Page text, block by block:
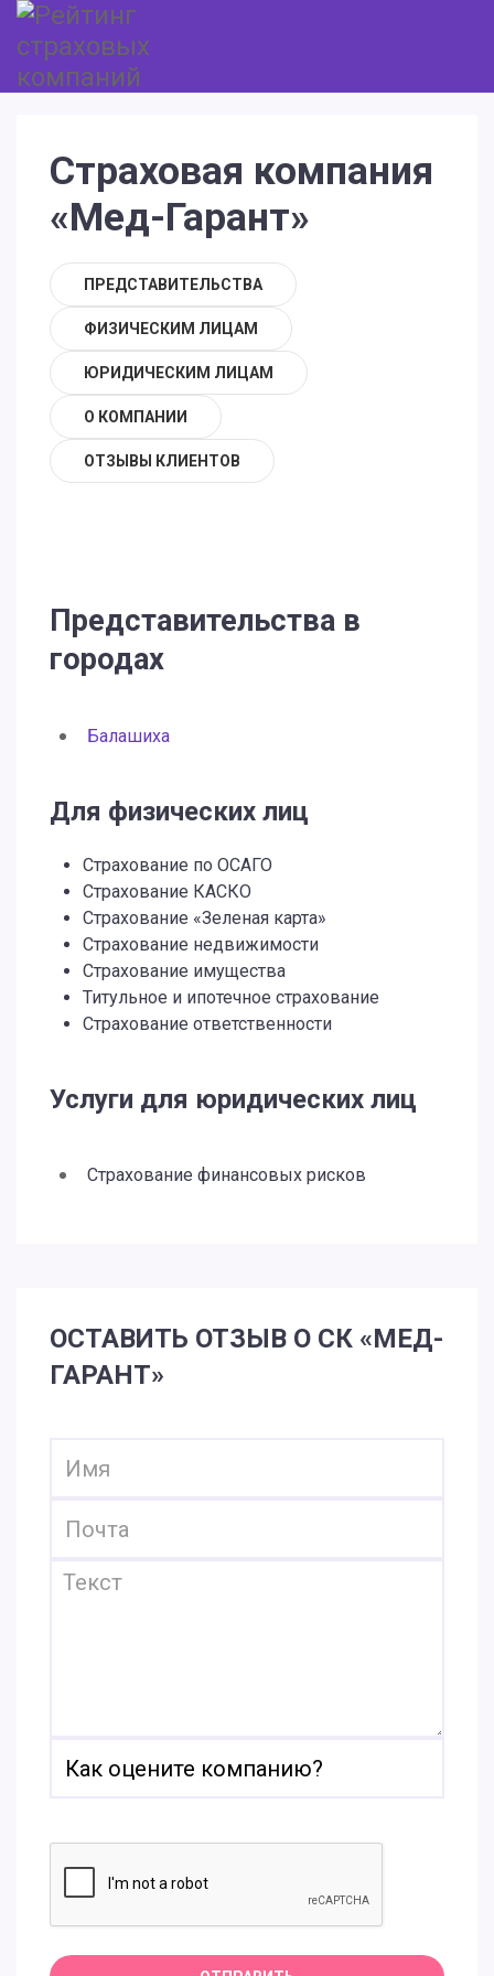
Страховая компания
«Мед-Гарант»
ПРЕДСТАВИТЕЛЬСТВА
ФИЗИЧЕСКИМ ЛИЦАМ
ЮРИДИЧЕСКИМ ЛИЦАМ
О КОМПАНИИ
ОТЗЫВЫ КЛИЕНТОВ
Представительства в
городах
Балашиха
Для физических лиц
Страхование по ОСАГО
Страхование КАСКО
Страхование «Зеленая карта»
Страхование недвижимости
Страхование имущества
Титульное и ипотечное страхование
Страхование ответственности
Услуги для юридических лиц
Страхование финансовых рисков
ОСТАВИТЬ ОТЗЫВ О СК «МЕД-
ГАРАНТ»